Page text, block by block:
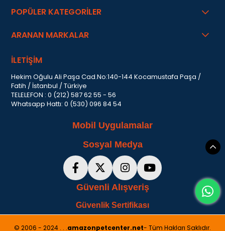
POPÜLER KATEGORİLER
ARANAN MARKALAR
İLETİŞİM
Hekim Oğulu Ali Paşa Cad.No:140-144 Kocamustafa Paşa /
Fatih / İstanbul / Türkiye
TELELEFON : 0 (212) 587 62 55 - 56
Whatsapp Hattı: 0 (530) 096 84 54
Mobil Uygulamalar
Sosyal Medya
Güvenli Alışveriş
Güvenlik Sertifikası
© 2006 - 2024 . . .amazonpetcenter.net- Tüm Hakları Saklıdır.